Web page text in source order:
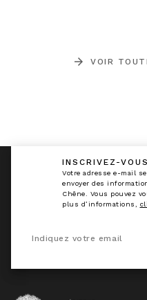
arrow_forward VOIR
INSCRIVEZ-
Votre adresse e-mail
envoyer des
Chêne. Vous pouvez
plus d’informations,
Indiquez votre email